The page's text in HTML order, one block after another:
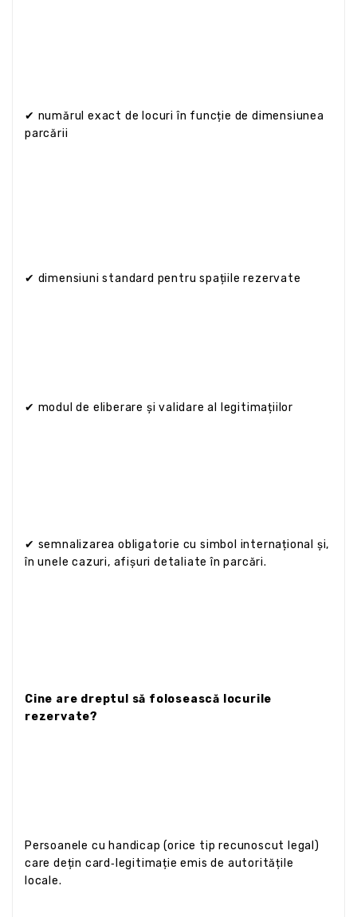
✔ numărul exact de locuri în funcție de dimensiunea
parcării
✔ dimensiuni standard pentru spațiile rezervate
✔ modul de eliberare și validare al legitimațiilor
✔ semnalizarea obligatorie cu simbol internațional și,
în unele cazuri, afișuri detaliate în parcări.
Cine are dreptul să folosească locurile
rezervate?
Persoanele cu handicap (orice tip recunoscut legal)
care dețin card‑legitimație emis de autoritățile
locale.